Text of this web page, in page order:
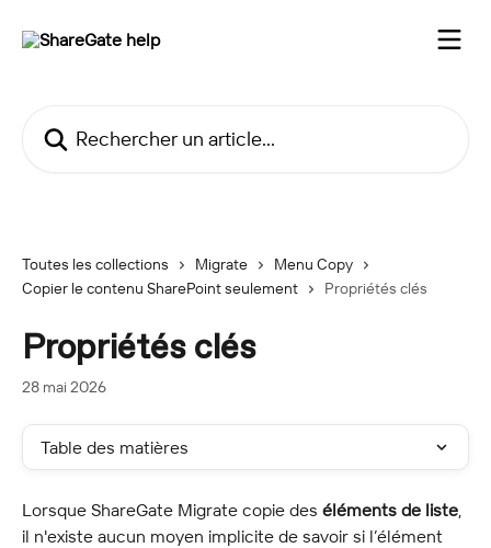
Toutes les collections Migrate
Menu Copy
Copier le contenu SharePoint seulement
Propriétés clés
Propriétés clés
28 mai 2026
Table des matières
Lorsque ShareGate Migrate copie des éléments de liste,
il n'existe aucun moyen implicite de savoir si l’élément